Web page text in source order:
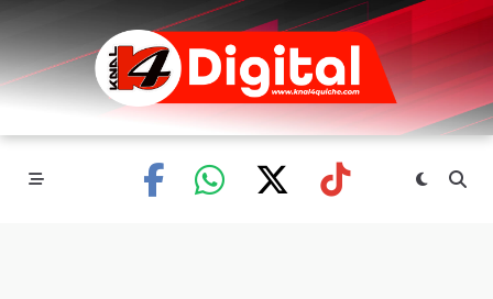
Skip
content